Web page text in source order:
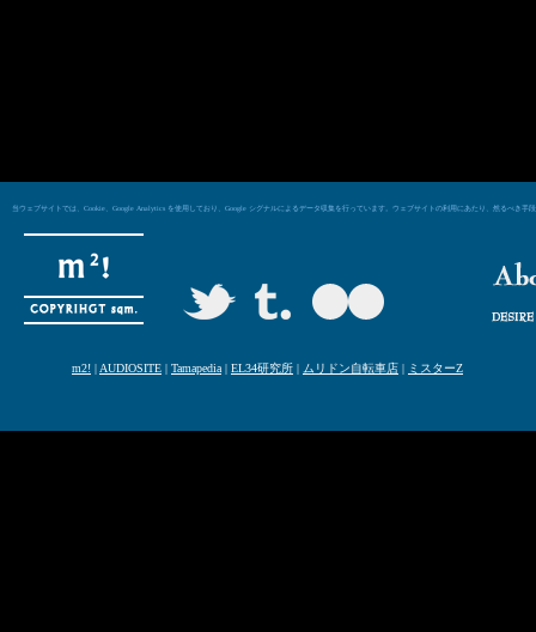
当ウェブサイトでは、Cookie、Google Analytics を使用しており、Google シグナルによるデータ収集を行っています。ウェブサイトの利用にあたり、然るべき
m2! | AUDIOSITE | Tamapedia | EL34研究所 | ムリドン自転車店 | ミスターZ